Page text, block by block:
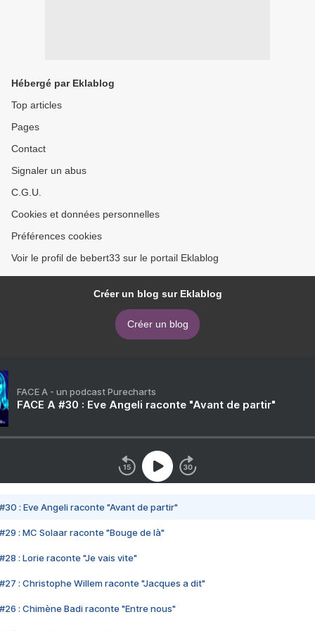
Hébergé par Eklablog
Top articles
Pages
Contact
Signaler un abus
C.G.U.
Cookies et données personnelles
Préférences cookies
Voir le profil de bebert33 sur le portail Eklablog
Créer un blog sur Eklablog
Créer un blog
FACE A - un podcast Purecharts
FACE A #30 : Eve Angeli raconte "Avant de partir"
#30 : Eve Angeli raconte "Avant de partir"
#29 : MC Solaar raconte "Bouge de là"
#28 : Lorie raconte "Je vais vite"
#27 : Christophe Willem raconte "Jacques a dit"
#26 : Chimène Badi raconte "Entre nous"